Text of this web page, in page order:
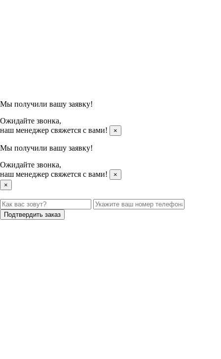
Мы получили вашу заявку!
Ожидайте звонка,
наш менеджер свяжется с вами!
×
Мы получили вашу заявку!
Ожидайте звонка,
наш менеджер свяжется с вами!
×
×
Подтвердить заказ